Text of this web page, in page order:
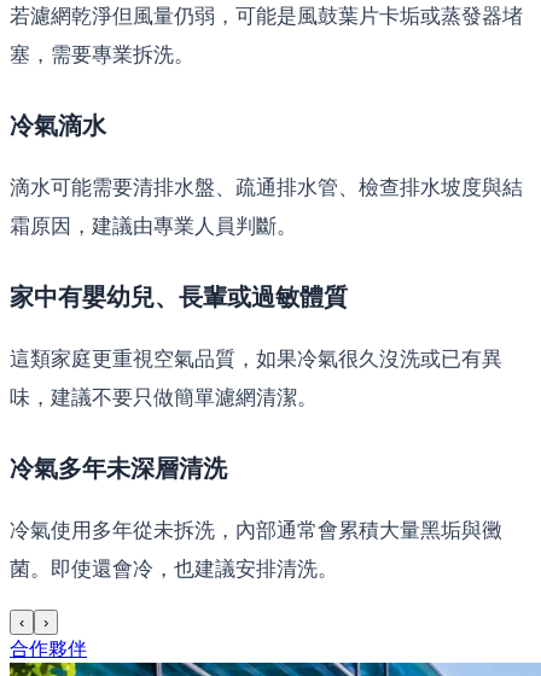
若濾網乾淨但風量仍弱，可能是風鼓葉片卡垢或蒸發器堵
塞，需要專業拆洗。
冷氣滴水
滴水可能需要清排水盤、疏通排水管、檢查排水坡度與結
霜原因，建議由專業人員判斷。
家中有嬰幼兒、長輩或過敏體質
這類家庭更重視空氣品質，如果冷氣很久沒洗或已有異
味，建議不要只做簡單濾網清潔。
冷氣多年未深層清洗
冷氣使用多年從未拆洗，內部通常會累積大量黑垢與黴
菌。即使還會冷，也建議安排清洗。
‹ ›
合作夥伴